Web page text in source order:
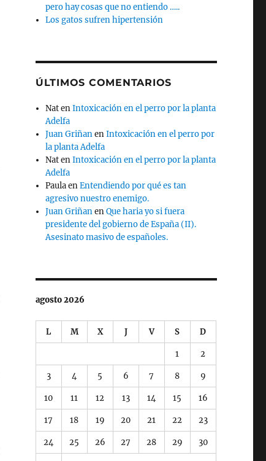
pero hay cosas que no entiendo …..
Los gatos sufren hipertensión
ÚLTIMOS COMENTARIOS
NatenIntoxicación en el perro por la planta
Adelfa
Juan GriñanenIntoxicación en el perro por
la planta Adelfa
NatenIntoxicación en el perro por la planta
Adelfa
PaulaenEntendiendo por qué es tan
agresivo nuestro enemigo.
Juan GriñanenQue haria yo si fuera
presidente del gobierno de España (II).
Asesinato masivo de españoles.
agosto 2026
L M X J V S D
1 2
3 4 5 6 7 8 9
10 11 12 13 14 15 16
17 18 19 20 21 22 23
24 25 26 27 28 29 30